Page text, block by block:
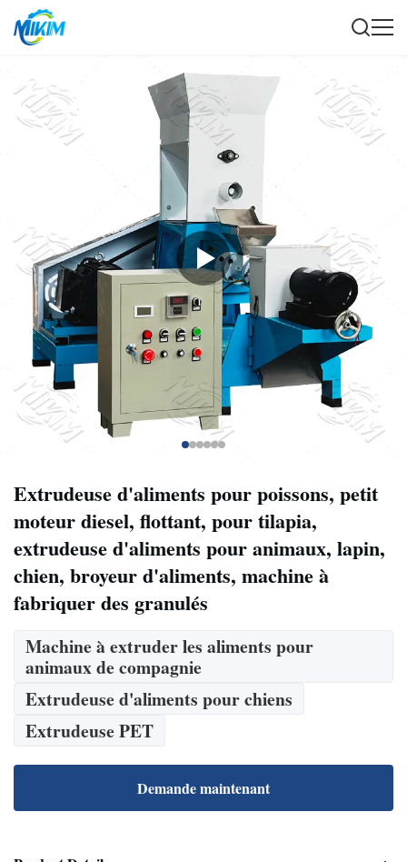
Extrudeuse d'aliments pour poissons, petit
moteur diesel, flottant, pour tilapia,
extrudeuse d'aliments pour animaux, lapin,
chien, broyeur d'aliments, machine à
fabriquer des granulés
Machine à extruder les aliments pour
animaux de compagnie
Extrudeuse d'aliments pour chiens
Extrudeuse PET
Demande maintenant